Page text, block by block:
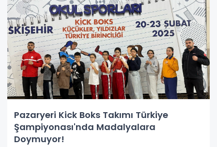
Pazaryeri Kick Boks Takımı Türkiye
Şampiyonası'nda Madalyalara
Doymuyor!